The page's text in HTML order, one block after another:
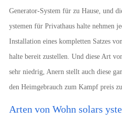
Generator-System für zu Hause, und
ystemen für Privathaus halte nehmen
Installation eines kompletten Satzes
halte bereit zustellen. Und diese Art
sehr niedrig, Anern stellt auch diese
den Heimgebrauch zum Kampf preis
Arten von Wohn solars